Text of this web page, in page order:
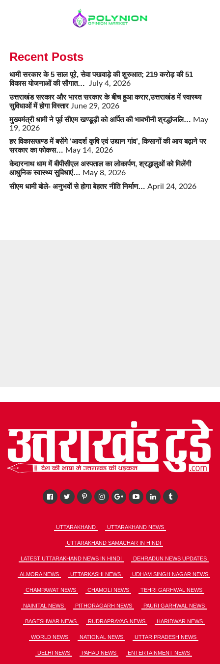
Recent Posts
धामी सरकार के 5 साल पूरे, सेवा पखवाड़े की शुरुआत; 219 करोड़ की 51
विकास योजनाओं की सौगात… July 4, 2026
उत्तराखंड सरकार और भारत सरकार के बीच हुआ करार,उत्तराखंड में स्वास्थ्य
सुविधाओं में होगा विस्तार June 29, 2026
मुख्यमंत्री धामी ने पूर्व सीएम खण्डूड़ी को अर्पित की भावभीनी श्रद्धांजलि… May
19, 2026
हर विकासखण्ड में बसेंगे ‘आदर्श कृषि एवं उद्यान गांव’, किसानों की आय बढ़ाने पर
सरकार का फोकस… May 14, 2026
केदारनाथ धाम में बीपीसीएल अस्पताल का लोकार्पण, श्रद्धालुओं को मिलेंगी
आधुनिक स्वास्थ्य सुविधाएं… May 8, 2026
सीएम धामी बोले- अनुभवों से होगा बेहतर नीति निर्माण… April 24, 2026
UTTARAKHAND UTTARAKHAND NEWS
UTTARAKHAND SAMACHAR IN HINDI
LATEST UTTARAKHAND NEWS IN HINDI DEHRADUN NEWS UPDATES
ALMORA NEWS UTTARKASHI NEWS UDHAM SINGH NAGAR NEWS
CHAMPAWAT NEWS CHAMOLI NEWS TEHRI GARHWAL NEWS
NAINITAL NEWS PITHORAGARH NEWS PAURI GARHWAL NEWS
BAGESHWAR NEWS RUDRAPRAYAG NEWS HARIDWAR NEWS
WORLD NEWS NATIONAL NEWS UTTAR PRADESH NEWS
DELHI NEWS PAHAD NEWS ENTERTAINMENT NEWS